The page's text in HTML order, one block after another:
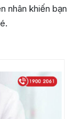
nhân khiến bạn